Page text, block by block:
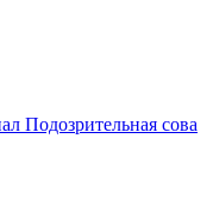
Подозрительная сова